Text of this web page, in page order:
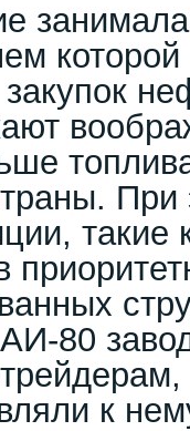
такие
80
к